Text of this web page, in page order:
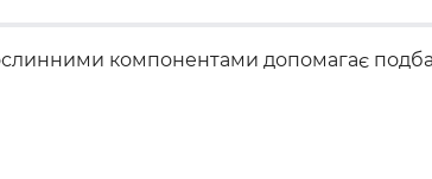
компонентами допомагає